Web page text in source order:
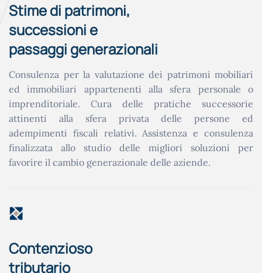
Stime di patrimoni,
successioni e
passaggi generazionali
Consulenza per la valutazione dei patrimoni mobiliari
ed immobiliari appartenenti alla sfera personale o
imprenditoriale. Cura delle pratiche successorie
attinenti alla sfera privata delle persone ed
adempimenti fiscali relativi. Assistenza e consulenza
finalizzata allo studio delle migliori soluzioni per
favorire il cambio generazionale delle aziende.
Contenzioso
tributario